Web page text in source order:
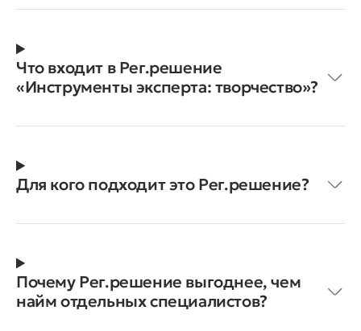
Что входит в Рег.решение
«Инструменты эксперта: творчество»?
Для кого подходит это Рег.решение?
Почему Рег.решение выгоднее, чем
найм отдельных специалистов?